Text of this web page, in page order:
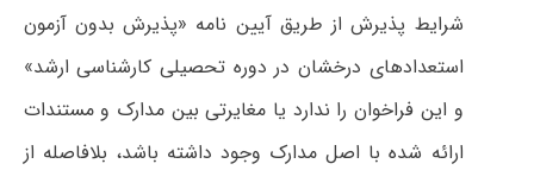
شرایط پذیرش از طریق آیین نامه «پذیرش بدون آزمون
استعدادهای درخشان در دوره تحصیلی کارشناسی ارشد»
و این فراخوان را ندارد یا مغایرتی بین مدارک و مستندات
ارائه شده با اصل مدارک وجود داشته باشد، بلافاصله از